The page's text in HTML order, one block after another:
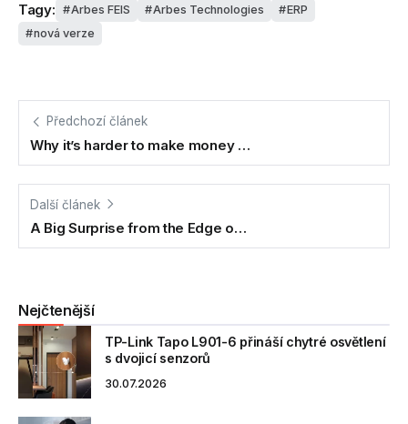
Tagy: Arbes FEIS Arbes Technologies
ERP
nová verze
Předchozí článek
Why it’s harder to make money …
Další článek
A Big Surprise from the Edge o…
Nejčtenější
TP-Link Tapo L901-6 přináší chytré osvětlení
s dvojicí senzorů
30.07.2026